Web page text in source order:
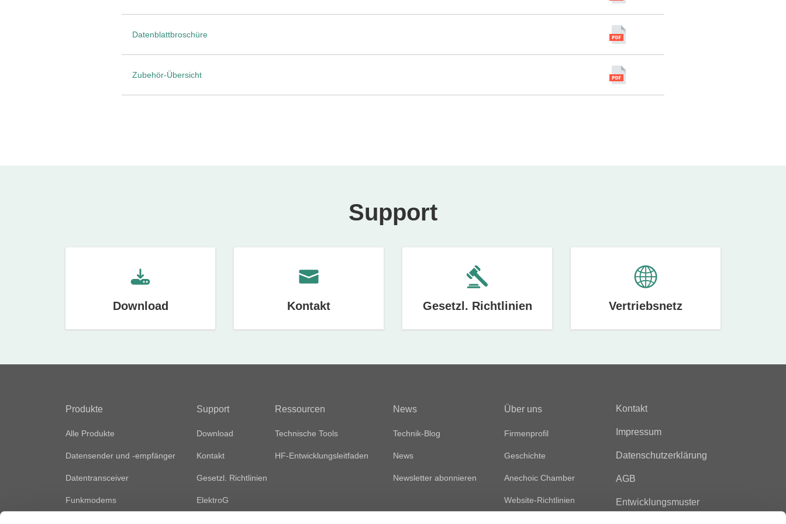
Datenblattbroschüre
Zubehör-Übersicht
Support
Download Kontakt Gesetzl. Richtlinien Vertriebsnetz
Produkte
Alle Produkte
Datensender und -empfänger
Datentransceiver
Funkmodems
Support
Download
Kontakt
Gesetzl. Richtlinien
ElektroG
Ressourcen
Technische Tools
HF-Entwicklungsleitfaden
News
Technik-Blog
News
Newsletter abonnieren
Über uns
Firmenprofil
Geschichte
Anechoic Chamber
Website-Richtlinien
Kontakt
Impressum
Datenschutzerklärung
AGB
Entwicklungsmuster